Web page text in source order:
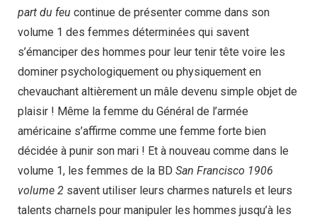
part du feu continue de présenter comme dans son
volume 1 des femmes déterminées qui savent
s’émanciper des hommes pour leur tenir tête voire les
dominer psychologiquement ou physiquement en
chevauchant altièrement un mâle devenu simple objet de
plaisir ! Même la femme du Général de l’armée
américaine s’affirme comme une femme forte bien
décidée à punir son mari ! Et à nouveau comme dans le
volume 1, les femmes de la BD San Francisco 1906
volume 2 savent utiliser leurs charmes naturels et leurs
talents charnels pour manipuler les hommes jusqu’à les